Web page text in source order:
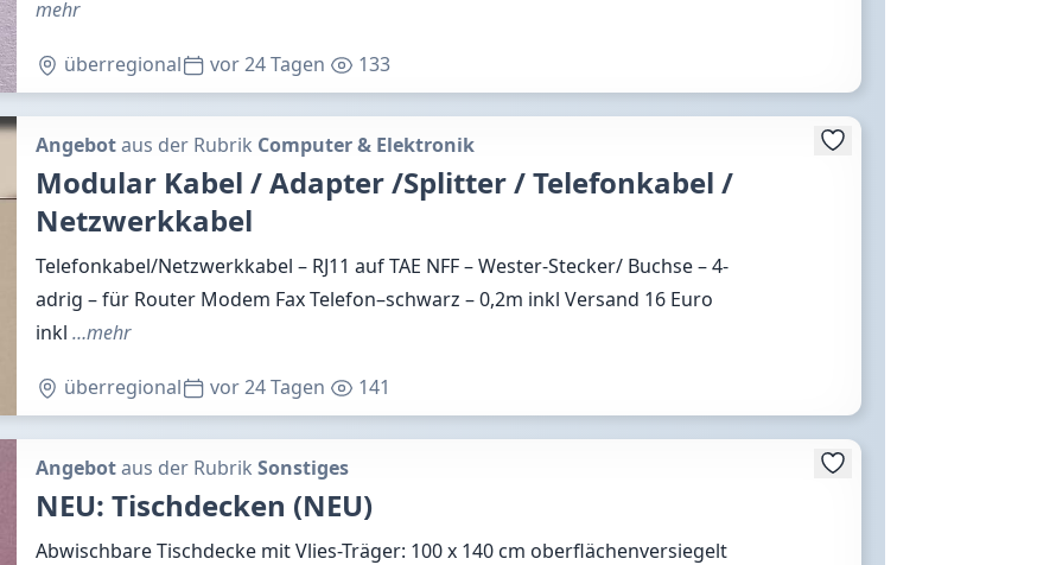
mehr
überregional vor 24 Tagen 133
Angebotaus der Rubrik Computer & Elektronik
Modular Kabel / Adapter /Splitter / Telefonkabel /
Netzwerkkabel
Telefonkabel/Netzwerkkabel – RJ11 auf TAE NFF – Wester-Stecker/ Buchse – 4-
adrig – für Router Modem Fax Telefon–schwarz – 0,2m inkl Versand 16 Euro
inkl …mehr
überregional vor 24 Tagen 141
Angebotaus der Rubrik Sonstiges
NEU: Tischdecken (NEU)
Abwischbare Tischdecke mit Vlies-Träger: 100 x 140 cm oberflächenversiegelt